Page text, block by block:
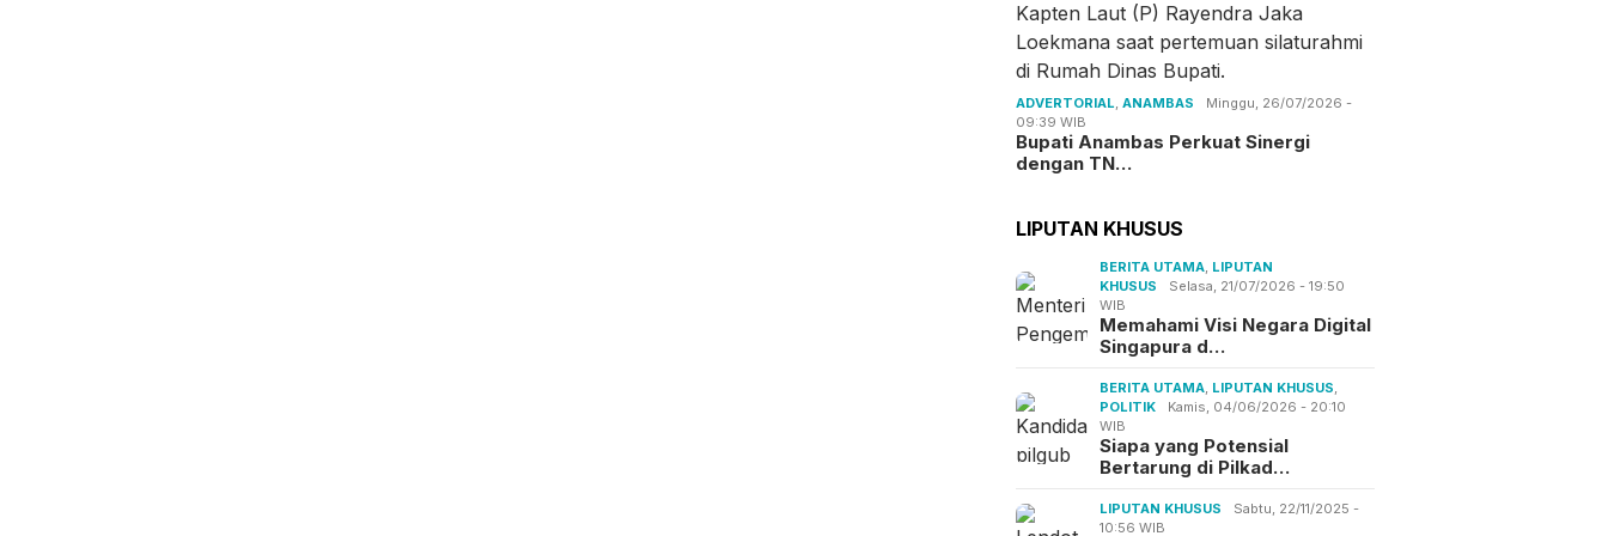
ADVERTORIAL,ANAMBAS
Minggu, 26/07/2026 -
09:39 WIB
Bupati Anambas Perkuat Sinergi
dengan TN…
LIPUTAN KHUSUS
BERITA UTAMA, LIPUTAN
KHUSUS
Selasa, 21/07/2026 - 19:50
WIB
Memahami Visi Negara Digital
Singapura d…
BERITA UTAMA, LIPUTAN KHUSUS,
POLITIK
Kamis, 04/06/2026 - 20:10
WIB
Siapa yang Potensial
Bertarung di Pilkad…
LIPUTAN KHUSUS
Sabtu, 22/11/2025 -
10:56 WIB